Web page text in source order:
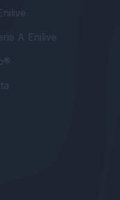
A Enilive